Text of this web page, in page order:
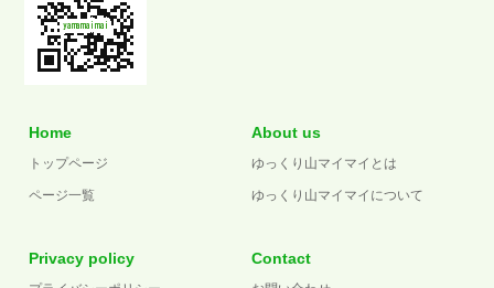
Home
トップページ
ページ一覧
About us
ゆっくり山マイマイとは
ゆっくり山マイマイについて
Privacy policy Contact